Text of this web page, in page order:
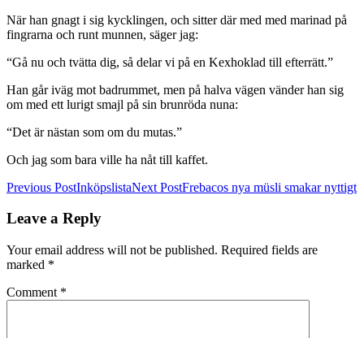
När han gnagt i sig kycklingen, och sitter där med med marinad på
fingrarna och runt munnen, säger jag:
“Gå nu och tvätta dig, så delar vi på en Kexhoklad till efterrätt.”
Han går iväg mot badrummet, men på halva vägen vänder han sig
om med ett lurigt smajl på sin brunröda nuna:
“Det är nästan som om du mutas.”
Och jag som bara ville ha nåt till kaffet.
Post
navigation
Previous PostInköpslistaNext PostFrebacos nya müsli smakar nyttigt
Leave a Reply
Your email address will not be published. Required fields are
marked *
Comment *